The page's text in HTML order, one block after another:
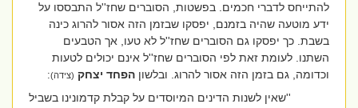
להתייחס לדברי חכמים. בפשטות, הסוברים שחז''ל התבססו על
ידע מוטעה שהיה בזמנם, יפסקו שבזמן הזה אסור להרוג כינה
בשבת. כך יפסקו גם הסוברים שחז''ל לא טעו, אך הטבעים
השתנו. לעומת זאת לפי הסוברים שחז''ל אינם יכולים לטעות
וכדומה, גם בזמן הזה אסור להרוג. ובלשוןהפחד יצחק (צידה):
''שאין לשנות הדינים המיוסדים על קבלת קדמונינו בשביל